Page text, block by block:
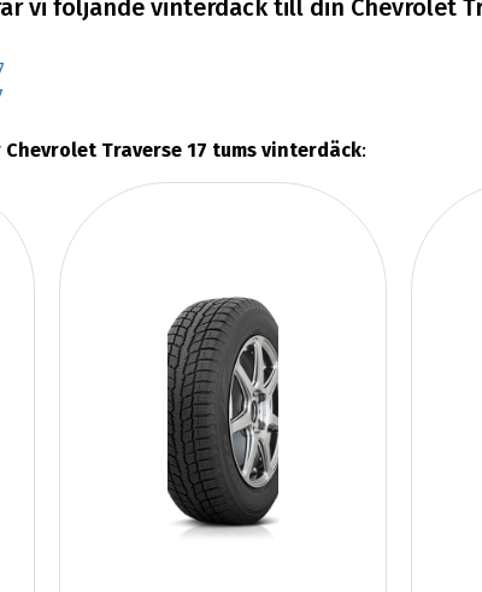
vi följande vinterdäck till din Chevrolet
Chevrolet Traverse 17 tums vinterdäck: